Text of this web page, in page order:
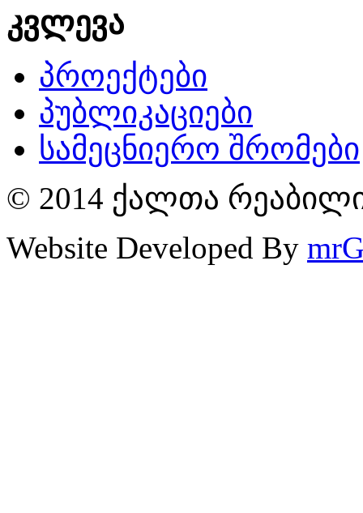
კვლევა
პროექტები
პუბლიკაციები
სამეცნიერო შრომები
© 2014 ქალთა
Website Developed By